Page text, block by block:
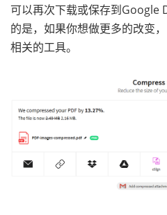
可以再次下载或保存到
的是，如果你想做更多的改变
相关的工具。